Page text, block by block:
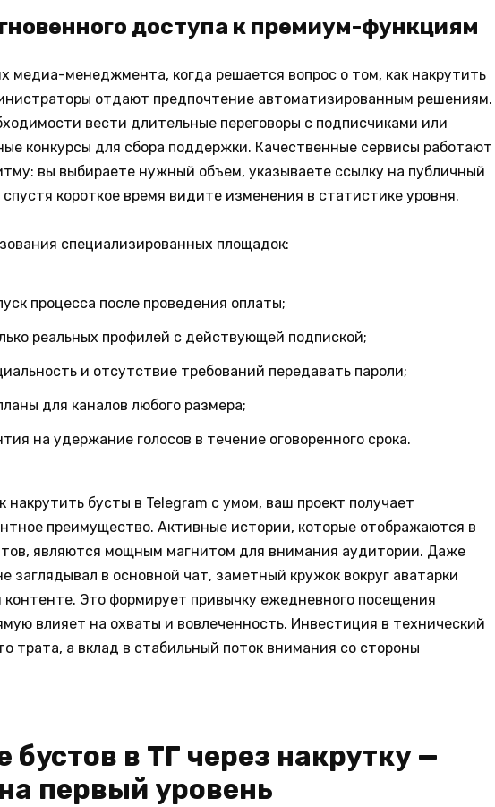
доступа к премиум-функциям
медиа-менеджмента, когда решается вопрос о том, как накрутить
отдают предпочтение автоматизированным решениям.
вести длительные переговоры с подписчиками или
конкурсы для сбора поддержки. Качественные сервисы работают
вы выбираете нужный объем, указываете ссылку на публичный
короткое время видите изменения в статистике уровня.
специализированных площадок:
процесса после проведения оплаты;
реальных профилей с действующей подпиской;
и отсутствие требований передавать пароли;
для каналов любого размера;
на удержание голосов в течение оговоренного срока.
накрутить бусты в Telegram с умом, ваш проект получает
преимущество. Активные истории, которые отображаются в
являются мощным магнитом для внимания аудитории. Даже
заглядывал в основной чат, заметный кружок вокруг аватарки
Это формирует привычку ежедневного посещения
влияет на охваты и вовлеченность. Инвестиция в технический
трата, а вклад в стабильный поток внимания со стороны
бустов в ТГ через накрутку —
первый уровень